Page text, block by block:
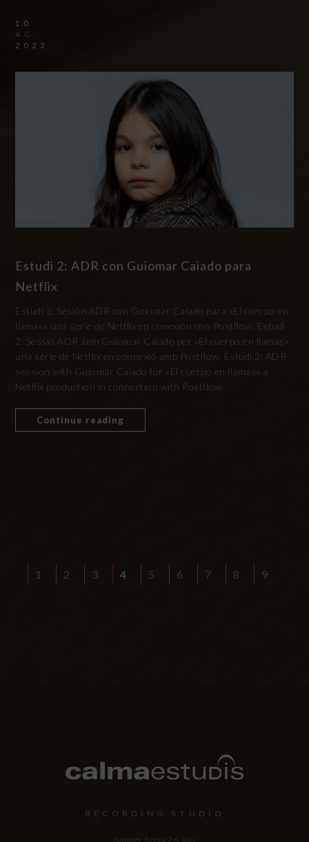
10
AG.
2023
Estudi 2: ADR con Guiomar Caiado para
Netflix
Estudi 2: Sesión ADR con Guiomar Caiado para «El cuerpo en
llamas» una serie de Netflix en conexión con Postflow. Estudi
2: Sessió ADR amb Guiomar Caiado per «El cuerpo en llamas»
una sèrie de Netflix en connexió amb Postflow. Estudi 2: ADR
session with Guiomar Caiado for «El cuerpo en llamas» a
Netflix production in connection with Postflow.
Continue reading
1 2 3 4 5 6 7 8 9
RECORDING STUDIO
Juniper Serra 26, àtic